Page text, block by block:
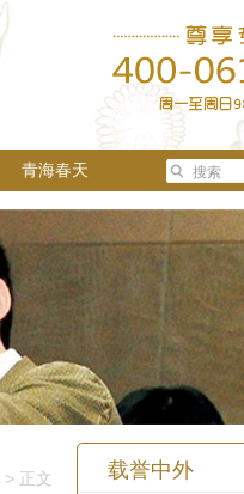
青海春天
载誉中外
> 正文